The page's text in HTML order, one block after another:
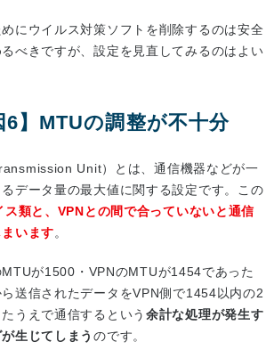
にウイルス対策ソフトを削除するのは安全
べきですが、設定を見直してみるのはよい
6】MTUの調整が不十分
Unit）とは、通信機器などが一
データ量の最大値に関する設定です。この
ス類と、VPNとの間で合っていないと通信
います。
が1500・VPNのMTUが1454であった
送信されたデータをVPN側で1454以内の2
うえで通信するという 余計な処理が発生す
生じてしまうのです。